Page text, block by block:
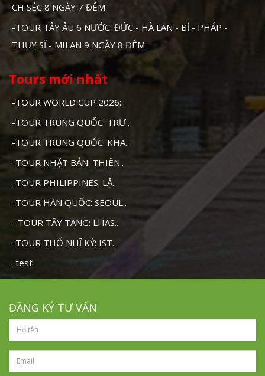
CH SÉC 8 NGÀY 7 ĐÊM
-TOUR TÂY ÂU 6 NƯỚC: ĐỨC - HÀ LAN - BỈ - PHÁP -
THỤY SĨ - MILAN 9 NGÀY 8 ĐÊM
Tours mới nhất
-TOUR WORLD CUP 2026:..
-TOUR TRUNG QUỐC: TRƯ..
-TOUR TRUNG QUỐC: KHA..
-TOUR NHẬT BẢN: THIÊN..
-TOUR PHILIPPINES: LẶ..
-TOUR HÀN QUỐC: SEOUL..
- TOUR TÂY TẠNG: LHAS..
-TOUR THỔ NHĨ KỲ: IST..
-test
ĐĂNG KÝ TƯ VẤN